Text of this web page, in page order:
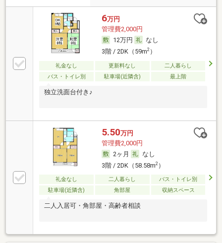
6万円
管理費2,000円
12万円
なし
3階 / 2DK（59m2）
礼金なし 更新料なし
二人暮らし
バス・トイレ別
駐車場(近隣含) 最上階
独立洗面台付き♪
5.50万円
管理費2,000円
2ヶ月
なし
3階 / 2DK（58.58m2）
礼金なし 二人暮らし
バス・トイレ別
駐車場(近隣含)
角部屋 収納スペース
二人入居可・角部屋・高齢者相談